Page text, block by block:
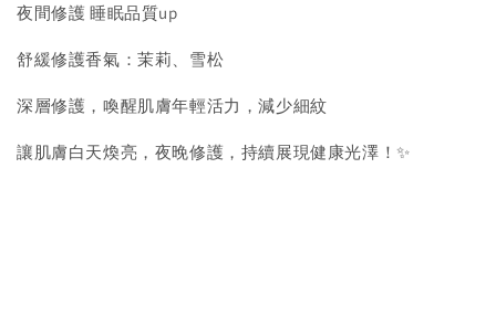
夜間修護 睡眠品質up
舒緩修護香氣：茉莉、雪松
深層修護，喚醒肌膚年輕活力，減少細紋
讓肌膚白天煥亮，夜晚修護，持續展現健康光澤！✨